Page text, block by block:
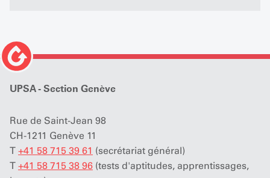
UPSA - Section Genève
Rue de Saint-Jean 98
CH-1211 Genève 11
T +41 58 715 39 61 (secrétariat général)
T +41 58 715 38 96 (tests d'aptitudes, apprentissages,